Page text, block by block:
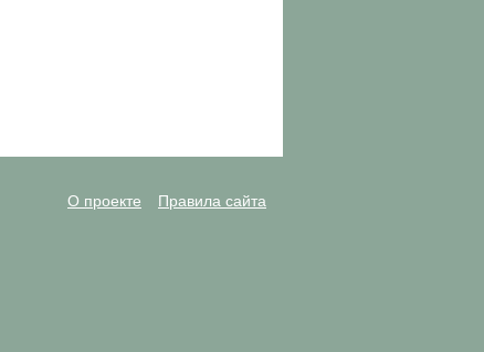
О проекте Правила сайта